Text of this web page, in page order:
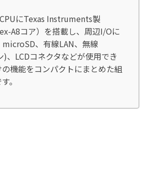
にTexas Instruments製
A8コア）を搭載し、周辺I/Oに
、有線LAN、無線
)、LCDコネクタなどが使用でき
機能をコンパクトにまとめた組
。